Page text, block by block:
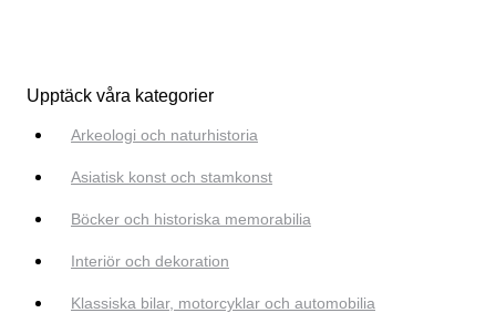
Upptäck våra kategorier
Arkeologi och naturhistoria
Asiatisk konst och stamkonst
Böcker och historiska memorabilia
Interiör och dekoration
Klassiska bilar, motorcyklar och automobilia